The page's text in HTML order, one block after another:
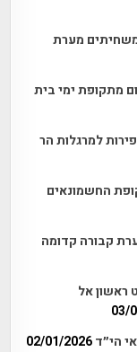
מערת
מתקופת ימי בית
למרגלות הר
החשמונאים
קבורה קדומה
ראשון אל
03/
הי״ד 02/01/2026